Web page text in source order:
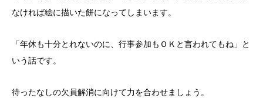
なければ絵に描いた餅になってしまいます。
「年休も十分とれないのに、行事参加もＯＫと言われてもね」と
いう話です。
待ったなしの欠員解消に向けて力を合わせましょう。